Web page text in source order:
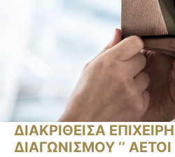
ΔΙΑΚΡΙΘΕΙΣΑ
ΔΙΑΓΩΝΙΣΜΟΥ ‘’ ΑΕΤΟΙ